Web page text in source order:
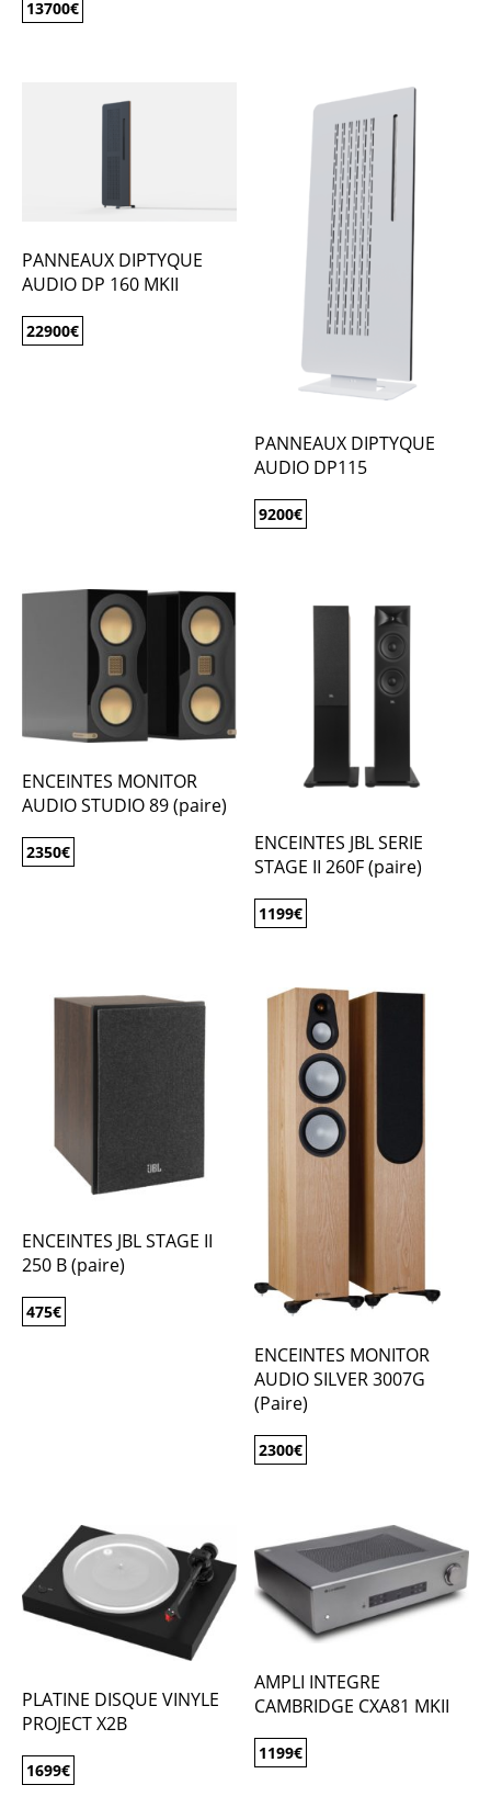
13700€
PANNEAUX DIPTYQUE
AUDIO DP 160 MKII
22900€
PANNEAUX DIPTYQUE
AUDIO DP115
9200€
ENCEINTES MONITOR
AUDIO STUDIO 89 (paire)
2350€
ENCEINTES JBL SERIE
STAGE II 260F (paire)
1199€
ENCEINTES JBL STAGE II
250 B (paire)
475€
ENCEINTES MONITOR
AUDIO SILVER 3007G
(Paire)
2300€
PLATINE DISQUE VINYLE
PROJECT X2B
1699€
AMPLI INTEGRE
CAMBRIDGE CXA81 MKII
1199€